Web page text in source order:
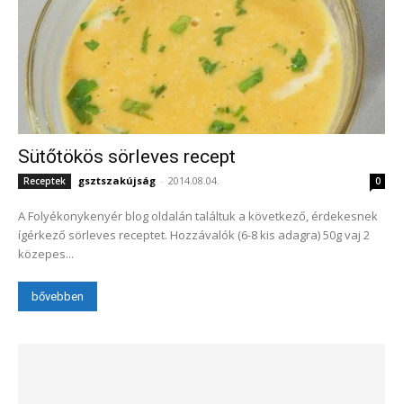
Sütőtökös sörleves recept
Receptek gsztszakújság - 2014.08.04. 0
A Folyékonykenyér blog oldalán találtuk a következő, érdekesnek
ígérkező sörleves receptet. Hozzávalók (6-8 kis adagra) 50g vaj 2
közepes...
bővebben